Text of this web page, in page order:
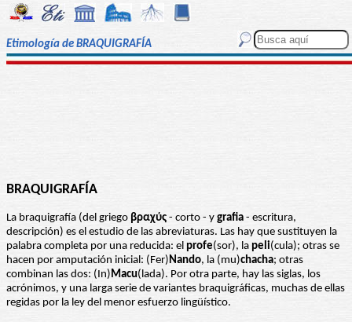
Etimología de BRAQUIGRAFÍA
BRAQUIGRAFÍA
La braquigrafía (del griego βραχύς - corto - y grafia - escritura,
descripción) es el estudio de las abreviaturas. Las hay que sustituyen la
palabra completa por una reducida: el profe(sor), la peli(cula); otras se
hacen por amputación inicial: (Fer)Nando, la (mu)chacha; otras
combinan las dos: (In)Macu(lada). Por otra parte, hay las siglas, los
acrónimos, y una larga serie de variantes braquigráficas, muchas de ellas
regidas por la ley del menor esfuerzo lingüístico.